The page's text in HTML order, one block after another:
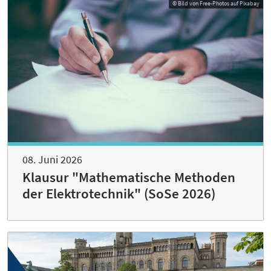
© Bild von Free-Photos auf Pixabay
08. Juni 2026
Klausur "Mathematische Methoden
der Elektrotechnik" (SoSe 2026)